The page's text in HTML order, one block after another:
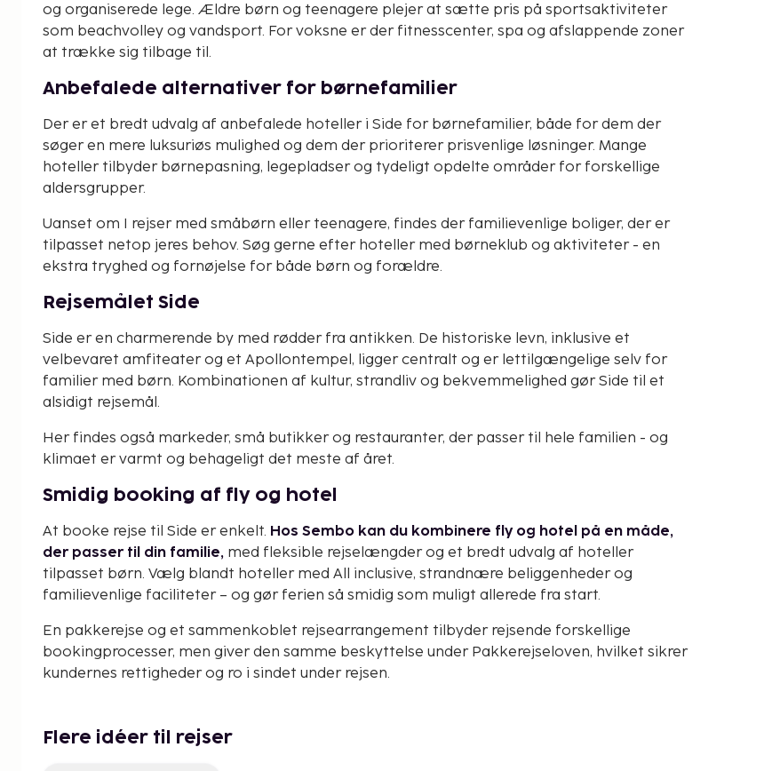
og organiserede lege. Ældre børn og teenagere plejer at sætte pris på sportsaktiviteter
som beachvolley og vandsport. For voksne er der fitnesscenter, spa og afslappende zoner
at trække sig tilbage til.
Anbefalede alternativer for børnefamilier
Der er et bredt udvalg af anbefalede hoteller i Side for børnefamilier, både for dem der
søger en mere luksuriøs mulighed og dem der prioriterer prisvenlige løsninger. Mange
hoteller tilbyder børnepasning, legepladser og tydeligt opdelte områder for forskellige
aldersgrupper.
Uanset om I rejser med småbørn eller teenagere, findes der familievenlige boliger, der er
tilpasset netop jeres behov. Søg gerne efter hoteller med børneklub og aktiviteter - en
ekstra tryghed og fornøjelse for både børn og forældre.
Rejsemålet Side
Side er en charmerende by med rødder fra antikken. De historiske levn, inklusive et
velbevaret amfiteater og et Apollontempel, ligger centralt og er lettilgængelige selv for
familier med børn. Kombinationen af kultur, strandliv og bekvemmelighed gør Side til et
alsidigt rejsemål.
Her findes også markeder, små butikker og restauranter, der passer til hele familien - og
klimaet er varmt og behageligt det meste af året.
Smidig booking af fly og hotel
At booke rejse til Side er enkelt. Hos Sembo kan du kombinere fly og hotel på en måde,
der passer til din familie, med fleksible rejselængder og et bredt udvalg af hoteller
tilpasset børn. Vælg blandt hoteller med All inclusive, strandnære beliggenheder og
familievenlige faciliteter – og gør ferien så smidig som muligt allerede fra start.
En pakkerejse og et sammenkoblet rejsearrangement tilbyder rejsende forskellige
bookingprocesser, men giver den samme beskyttelse under Pakkerejseloven, hvilket sikrer
kundernes rettigheder og ro i sindet under rejsen.
Flere idéer til rejser